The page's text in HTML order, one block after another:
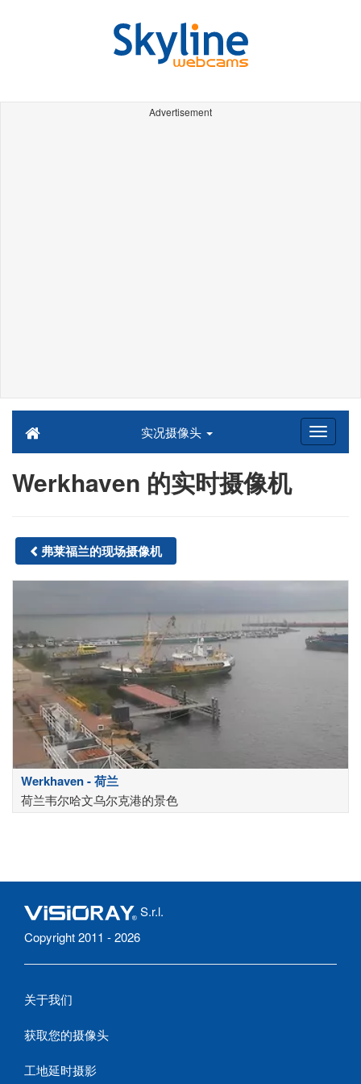
Advertisement
实况摄像头
Werkhaven 的实时摄像机
弗莱福兰的现场摄像机
Werkhaven - 荷兰
荷兰韦尔哈文乌尔克港的景色
S.r.l.
Copyright 2011 - 2026
关于我们
获取您的摄像头
工地延时摄影